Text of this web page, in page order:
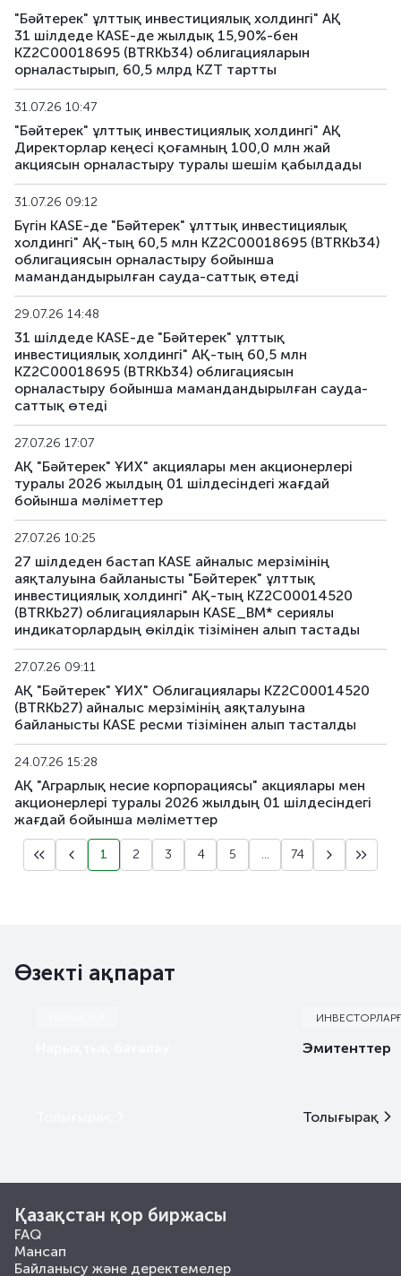
BTRKb33 KZ2C00018703 негізгі
BTRKb34 KZ2C00018695 негізгі
BTRKe1
BTRKe2 XS3189694345 негізгі
BTRKe4
BTRKe5 XS3329277019 негізгі
BTRKe6
XS3358410002
US05709XAA81
негізгі
KZAGb4 KZ2C00003812
KZAGb5 KZ2C00003820 негізгі
KZAGb6
"Бәйтерек" ұлттық инвестициялық холдингі" АҚ
31 шілдеде KASE-де жылдық 15,90%-бен
KZ2C00018695 (BTRKb34) облигацияларын
орналастырып, 60,5 млрд KZT тартты
31.07.26 10:47
"Бәйтерек" ұлттық инвестициялық холдингі" АҚ
Директорлар кеңесі қоғамның 100,0 млн жай
акциясын орналастыру туралы шешім қабылдады
31.07.26 09:12
Бүгін KASE-де "Бәйтерек" ұлттық инвестициялық
холдингі" АҚ-тың 60,5 млн KZ2C00018695 (BTRKb34)
облигациясын орналастыру бойынша
мамандандырылған сауда-саттық өтеді
29.07.26 14:48
31 шілдеде KASE-де "Бәйтерек" ұлттық
инвестициялық холдингі" АҚ-тың 60,5 млн
KZ2C00018695 (BTRKb34) облигациясын
орналастыру бойынша мамандандырылған сауда-
саттық өтеді
27.07.26 17:07
АҚ "Бәйтерек" ҰИХ" акциялары мен акционерлері
туралы 2026 жылдың 01 шілдесіндегі жағдай
бойынша мәліметтер
27.07.26 10:25
27 шілдеден бастап KASE айналыс мерзімінің
аяқталуына байланысты "Бәйтерек" ұлттық
инвестициялық холдингі" АҚ-тың KZ2C00014520
(BTRKb27) облигацияларын KASE_BM* сериялы
индикаторлардың өкілдік тізімінен алып тастады
27.07.26 09:11
АҚ "Бәйтерек" ҰИХ" Облигациялары KZ2C00014520
(BTRKb27) айналыс мерзімінің аяқталуына
байланысты KASE ресми тізімінен алып тасталды
24.07.26 15:28
АҚ "Аграрлық несие корпорациясы" акциялары мен
акционерлері туралы 2026 жылдың 01 шілдесіндегі
жағдай бойынша мәліметтер
1 2 3 4 5 ... 74
Өзекті ақпарат
Эмитенттер
Толығырақ
Қазақстан қор биржасы
FAQ
Мансап
Байланысу және деректемелер